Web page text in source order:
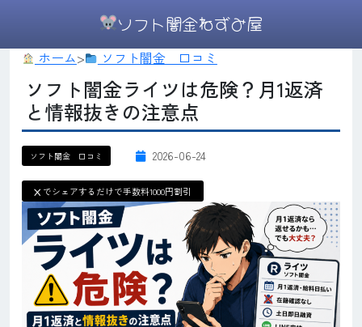
ソフト闇金ねずみ屋
ホーム> ソフト闇金 口コミ
ソフト闇金ライツは危険？月1返済
と情報抜きの注意点
ソフト闇金 口コミ 2026-06-24
X でシェアするだけで手数料1000円割引